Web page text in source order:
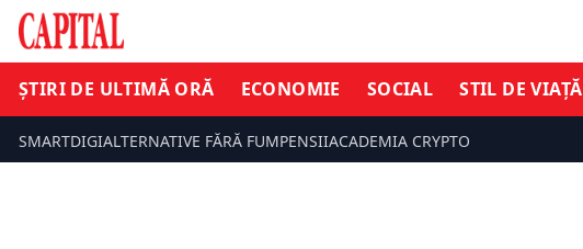
ȘTIRI DE ULTIMĂ ORĂ ECONOMIE SOCIAL STIL DE VIAȚĂ
SMARTDIGIALTERNATIVE FĂRĂ FUMPENSIIACADEMIA CRYPTO